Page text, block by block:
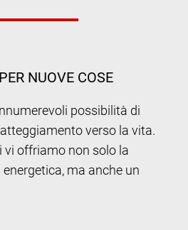
NUOVE COSE
possibilità di
verso la vita.
vi offriamo non solo la
ma anche un